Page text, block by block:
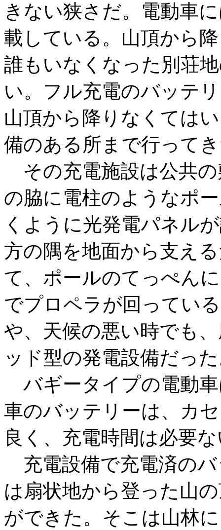
きない狭さだ。電動車
載している。山頂から
誰もいなくなった別荘
い。フル充電のバッテ
山頂から降りなくては
備のある所まで行って
その充電施設は公共
の脇に電柱のようなポ
くように光発電パネル
方の隅を地面から支え
て、ポールのてっぺん
でプロペラが回ってい
や、天候の悪い時でも
ッド型の発電設備だっ
バギータイプの電動
車のバッテリーは、カ
良く、充電時間は必要
充電設備で充電済の
は扇状地から登った山
ができた。そこは山林